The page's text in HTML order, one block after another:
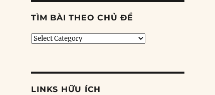
TÌM BÀI THEO CHỦ ĐỀ
Tìm
LINKS HỮU ÍCH